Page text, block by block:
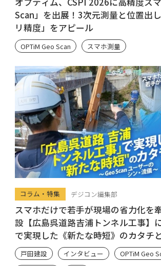
Scan」を出展！3次元測量と位置出
リ精度」をアピール
OPTiM Geo Scan スマホ測量
コラム・特集 デジコン編集部
スマホだけで若手が現場の省力化を
設【広島呉道路吉浦トンネル工事】
で実現した《新たな時短》のカタチ
Scan ユーザーのシン・流儀】
戸田建設 インタビュー
OPTiM Geo